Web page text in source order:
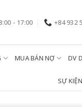
- 17:00 +84 932
MUA BÁN NỢ DV
SỰ